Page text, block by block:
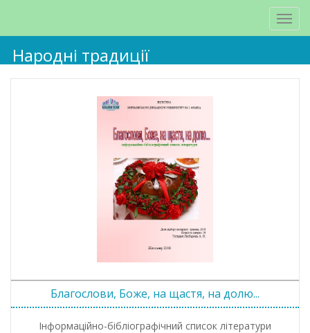
Народні традиції
Благослови, Боже, на щастя, на долю...
Інформаційно-бібліографічний список літератури